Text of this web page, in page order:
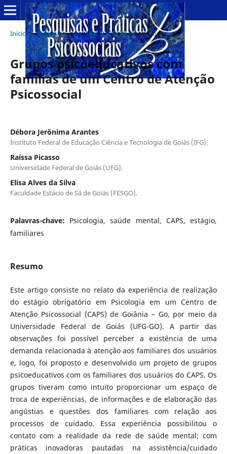
Início / Arquivos / v. 14 n. 2 (2019) / Artigos
Grupos psicoeducativos com
famílias de um Centro de Atenção
Psicossocial
Débora Jerônima Arantes
Instituto Federal de Educação Ciência e Tecnologia de Goiás (IFG).
Raíssa Picasso
Universidade Federal de Goiás (UFG).
Elisa Alves da Silva
Faculdade Estácio de Sá de Goiás (FESGO).
Palavras-chave: Psicologia, saúde mental, CAPS, estágio,
familiares
Resumo
Este artigo consiste no relato da experiência de realização
do estágio obrigatório em Psicologia em um Centro de
Atenção Psicossocial (CAPS) de Goiânia – Go, por meio da
Universidade Federal de Goiás (UFG-GO). A partir das
observações foi possível perceber a existência de uma
demanda relacionada à atenção aos familiares dos usuários
e, logo, foi proposto e desenvolvido um projeto de grupos
psicoeducativos com os familiares dos usuários do CAPS. Os
grupos tiveram como intuito proporcionar um espaço de
troca de experiências, de informações e de elaboração das
angústias e questões dos familiares com relação aos
processos de cuidado. Essa experiência possibilitou o
contato com a realidade da rede de saúde mental; com
práticas inovadoras pautadas na assistência/cuidado